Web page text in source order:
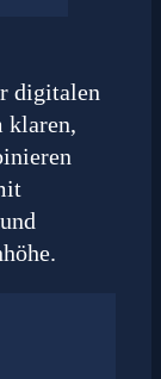
digitalen
klaren,